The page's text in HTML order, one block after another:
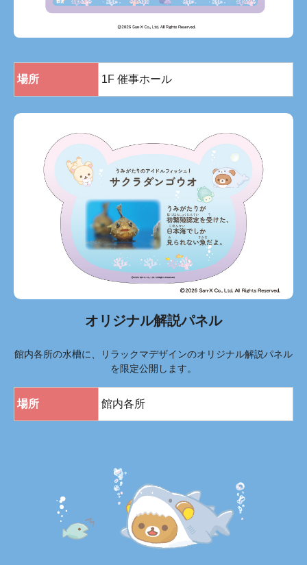
場所 1F 催事ホール
オリジナル解説パネル
館内各所の水槽に、リラックマデザインのオリジナル解説パネル
を限定公開します。
場所 館内各所